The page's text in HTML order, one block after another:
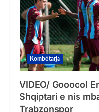
Kombëtarja
VIDEO/ Goooool
Shqiptari e nis
Trabzonspor